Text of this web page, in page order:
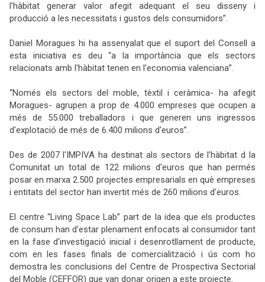
l'hàbitat generar valor afegit adequant el seu disseny i
producció a les necessitats i gustos dels consumidors”.
Daniel Moragues hi ha assenyalat que el suport del Consell a
esta iniciativa es deu “a la importància que els sectors
relacionats amb l'hàbitat tenen en l'economia valenciana”.
“Només els sectors del moble, tèxtil i ceràmica- ha afegit
Moragues- agrupen a prop de 4.000 empreses que ocupen a
més de 55.000 treballadors i que generen uns ingressos
d'explotació de més de 6.400 milions d'euros”.
Des de 2007 l'IMPIVA ha destinat als sectors de l'hàbitat d la
Comunitat un total de 122 milions d'euros que han permés
posar en marxa 2.500 projectes empresarials en què empreses
i entitats del sector han invertit més de 260 milions d'euros.
El centre “Living Space Lab” part de la idea que els productes
de consum han d'estar plenament enfocats al consumidor tant
en la fase d'investigació inicial i desenrotllament de producte,
com en les fases finals de comercialització i ús com ho
demostra les conclusions del Centre de Prospectiva Sectorial
del Moble (CEFFOR) que van donar origen a este projecte.